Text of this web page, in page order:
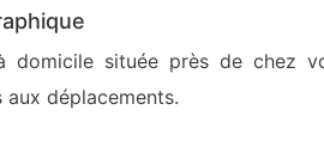
domicile située près de chez
déplacements.